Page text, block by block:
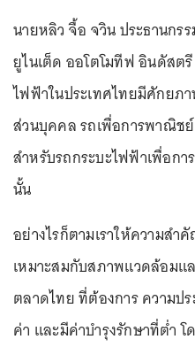
นายหลิว จื้อ จวิน ประธานกร
ยูไนเต็ด ออโตโมทีฟ อินดัสต
ไฟฟ้าในประเทศไทยมีศักยภ
ส่วนบุคคล รถเพื่อการพาณิช
สำหรับรถกระบะไฟฟ้าเพื่อก
นั้น
อย่างไรก็ตามเราให้ความส
เหมาะสมกับสภาพแวดล้อมแ
ตลาดไทย ที่ต้องการ ความป
ค่า และมีค่าบำรุงรักษาที่ต่ำ โ